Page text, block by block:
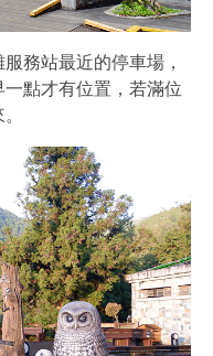
務站最近的停車場，
點才有位置，若滿位